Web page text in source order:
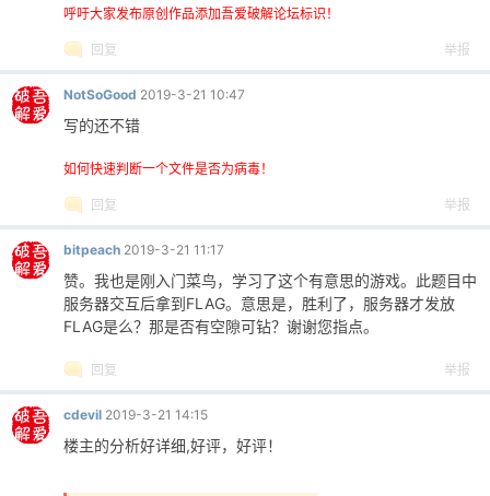
呼吁大家发布原创作品添加吾爱破解论坛标识！
回复 举报
NotSoGood 2019-3-21 10:47
写的还不错
如何快速判断一个文件是否为病毒！
回复 举报
bitpeach 2019-3-21 11:17
赞。我也是刚入门菜鸟，学习了这个有意思的游戏。此题目中
服务器交互后拿到FLAG。意思是，胜利了，服务器才发放
FLAG是么？那是否有空隙可钻？谢谢您指点。
回复 举报
cdevil 2019-3-21 14:15
楼主的分析好详细,好评，好评！